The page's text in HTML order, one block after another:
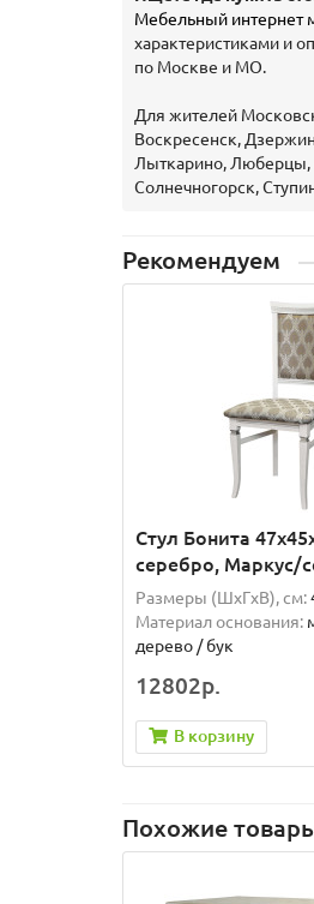
Мебельный интернет
характеристиками и
по Москве и МО.
Для жителей
Воскресенск,
Лыткарино, Люберцы,
Солнечногорск,
Рекомендуем
Стул Бонита
серебро, Маркус/
Размеры (ШxГxВ), см:
Материал основания:
дерево / бук
12802р.
В корзину
Похожие